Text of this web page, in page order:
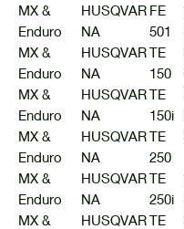
MX &
Enduro
HUSQVAR
NA
FE
501
MX &
Enduro
HUSQVAR
NA
TE
150
MX &
Enduro
HUSQVAR
NA
TE
150i
MX &
Enduro
HUSQVAR
NA
TE
250
MX &
Enduro
HUSQVAR
NA
TE
250i
MX &
HUSQVARTE